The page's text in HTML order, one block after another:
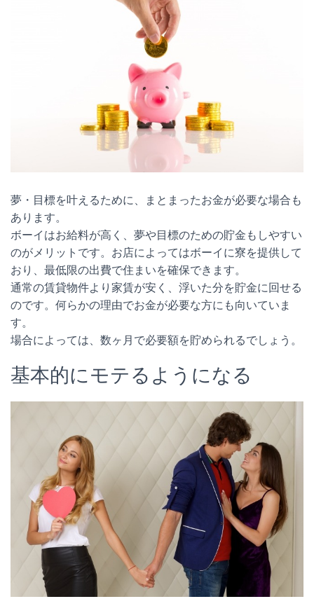
夢・目標を叶えるために、まとまったお金が必要な場合も
あります。
ボーイはお給料が高く、夢や目標のための貯金もしやすい
のがメリットです。お店によってはボーイに寮を提供して
おり、最低限の出費で住まいを確保できます。
通常の賃貸物件より家賃が安く、浮いた分を貯金に回せる
のです。何らかの理由でお金が必要な方にも向いていま
す。
場合によっては、数ヶ月で必要額を貯められるでしょう。
基本的にモテるようになる